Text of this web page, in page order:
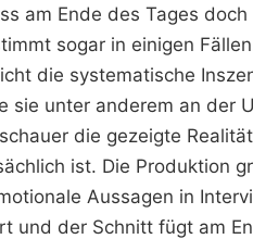
am Ende des Tages doch
sogar in einigen
die systematische
sie unter anderem an der
die gezeigte
ist. Die Produktion
Aussagen in
und der Schnitt fügt am